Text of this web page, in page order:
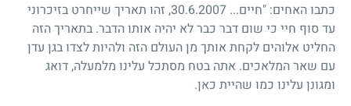
כתבו האחים: "חיים... 30.6.2007, זהו תאריך שייחרט בזיכרוני
עד סוף חיי כי שום דבר כבר לא יהיה אותו הדבר. בתאריך הזה
החליט אלוהים לקחת אותך מן העולם הזה ולהיות לצדו בגן עדן
עם שאר המלאכים. אתה בטח מסתכל עלינו מלמעלה, דואג
ומגונן עלינו כמו שהיית כאן.